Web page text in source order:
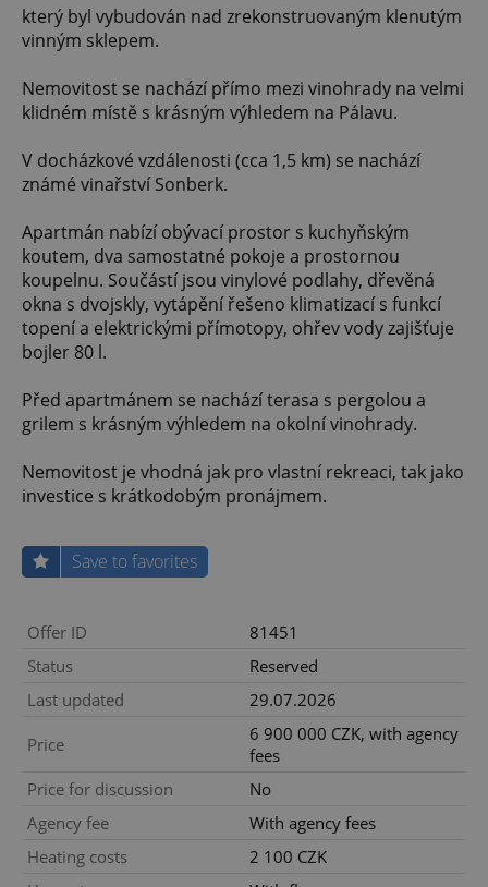
který byl vybudován nad zrekonstruovaným klenutým
vinným sklepem.
Nemovitost se nachází přímo mezi vinohrady na velmi
klidném místě s krásným výhledem na Pálavu.
V docházkové vzdálenosti (cca 1,5 km) se nachází
známé vinařství Sonberk.
Apartmán nabízí obývací prostor s kuchyňským
koutem, dva samostatné pokoje a prostornou
koupelnu. Součástí jsou vinylové podlahy, dřevěná
okna s dvojskly, vytápění řešeno klimatizací s funkcí
topení a elektrickými přímotopy, ohřev vody zajišťuje
bojler 80 l.
Před apartmánem se nachází terasa s pergolou a
grilem s krásným výhledem na okolní vinohrady.
Nemovitost je vhodná jak pro vlastní rekreaci, tak jako
investice s krátkodobým pronájmem.
Save to favorites
Offer ID
81451
Status
Reserved
Last updated
29.07.2026
Price
6 900 000 CZK, with agency
fees
Price for discussion
No
Agency fee
With agency fees
Heating costs
2 100 CZK